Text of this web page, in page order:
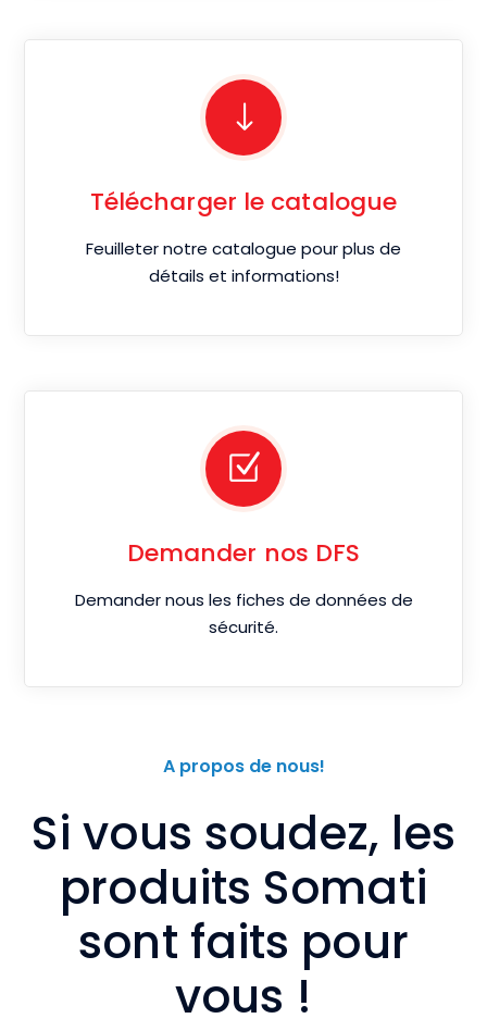
Télécharger le catalogue
Feuilleter notre catalogue pour plus de
détails et informations!
Demander nos DFS
Demander nous les fiches de données de
sécurité.
A propos de nous!
Si vous soudez, les
produits Somati
sont faits pour
vous !